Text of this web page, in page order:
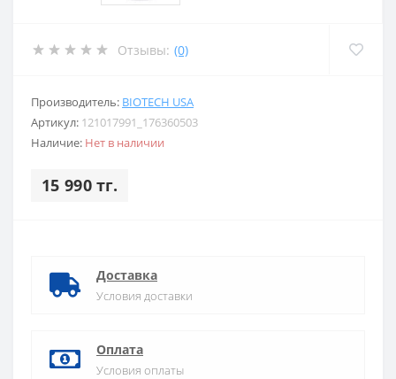
Отзывы: (0)
Производитель: BIOTECH USA
Артикул: 121017991_176360503
Наличие: Нет в наличии
15 990 тг.
Доставка
Условия доставки
Оплата
Условия оплаты